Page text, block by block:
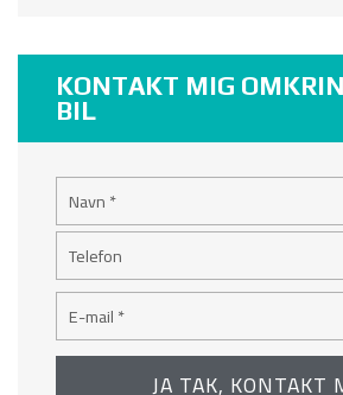
KONTAKT MIG
BIL